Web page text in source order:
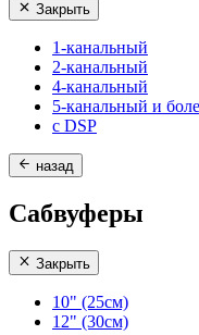
Закрыть
1-канальный
2-канальный
4-канальный
5-канальный и
с DSP
назад
Сабвуферы
Закрыть
10" (25см)
12" (30см)